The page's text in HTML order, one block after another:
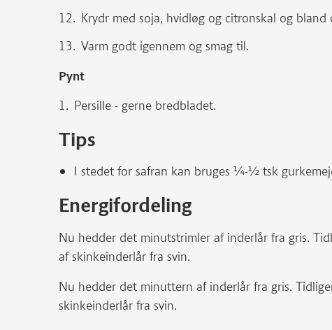
Krydr med soja, hvidløg og citronskal og bland
Varm godt igennem og smag til.
Pynt
Persille - gerne bredbladet.
Tips
I stedet for safran kan bruges ¼-½ tsk
Energifordeling
Nu hedder det minutstrimler af inderlår fra gris.
af skinkeinderlår fra svin.
Nu hedder det minuttern af inderlår fra gris.
skinkeinderlår fra svin.